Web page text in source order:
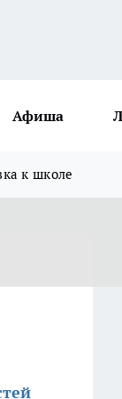
Афиша
к школе